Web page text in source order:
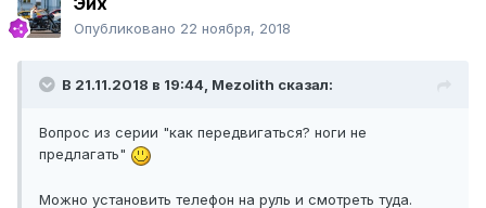
Опубликовано 22 ноября, 2018
В 21.11.2018 в 19:44, Mezolith сказал:
Вопрос из серии "как передвигаться? ноги не
предлагать"
Можно установить телефон на руль и смотреть туда.